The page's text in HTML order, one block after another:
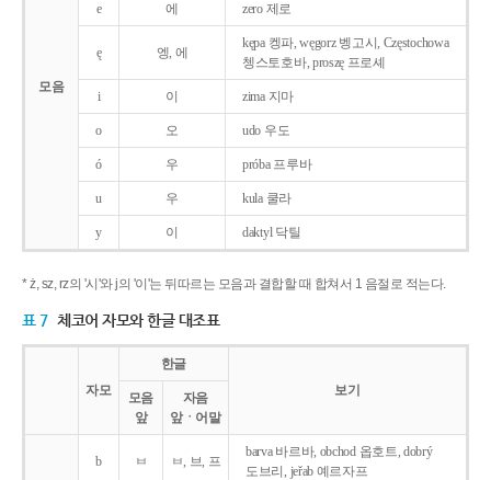
모음
e 에 zero 제로
ę 엥, 에
kępa 켕파, węgorz 벵고시, Częstochowa
쳉스토호바, proszę 프로셰
i 이 zima 지마
o 오 udo 우도
ó 우 próba 프루바
u 우 kula 쿨라
y 이 daktyl 닥틸
* ż, sz, rz의 '시'와 j의 '이'는 뒤따르는 모음과 결합할 때 합쳐서 1 음절로 적는다.
표 7 체코어 자모와 한글 대조표
자모
한글
보기
모음
앞
자음
앞ㆍ어말
b ㅂ ㅂ, 브, 프
barva 바르바, obchod 옵호트, dobrý
도브리, jeřab 예르자프